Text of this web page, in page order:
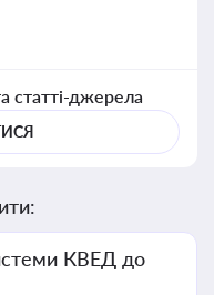
статті-джерела
КВЕД до